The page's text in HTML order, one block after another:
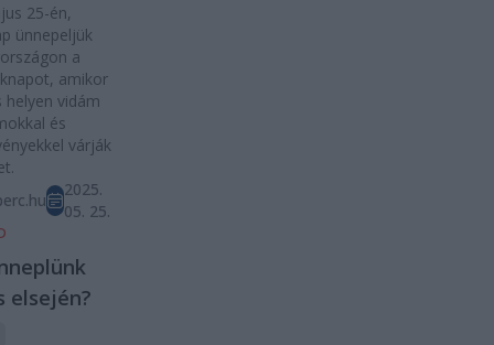
25-én,
ünnepeljük
a
amikor
helyen vidám
és
várják
2025.
05. 25.
elsején?